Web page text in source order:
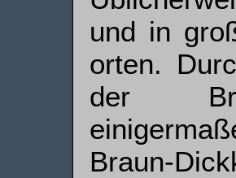
und in
orten.
der
Braun-